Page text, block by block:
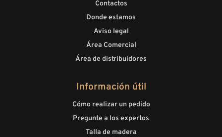
Contactos
Donde estamos
Aviso legal
Área Comercial
Área de distribuidores
Información útil
Cómo realizar un pedido
Pregunte a los expertos
Talla de madera